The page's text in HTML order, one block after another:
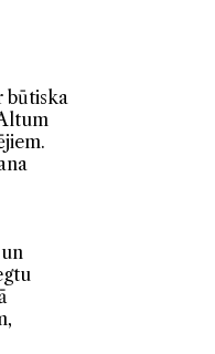
būtiska